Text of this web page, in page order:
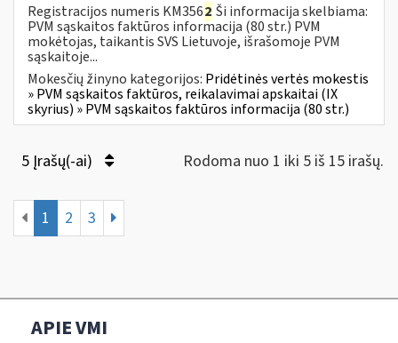
Registracijos numeris KM3562 Ši informacija skelbiama:
PVM sąskaitos faktūros informacija (80 str.) PVM
mokėtojas, taikantis SVS Lietuvoje, išrašomoje PVM
sąskaitoje...
Mokesčių žinyno kategorijos: Pridėtinės vertės mokestis
» PVM sąskaitos faktūros, reikalavimai apskaitai (IX
skyrius) » PVM sąskaitos faktūros informacija (80 str.)
5 Įrašų(-ai) Rodoma nuo 1 iki 5 iš 15 irašų.
1 2 3
APIE VMI